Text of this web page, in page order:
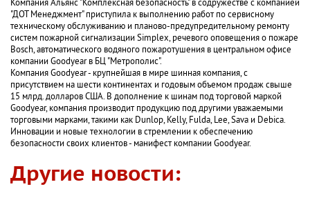
Компания Альянс "Комплексная безопасность" в содружестве с компанией
"ДОТ Менеджмент" приступила к выполнению работ по сервисному
техническому обслуживанию и планово-предупредительному ремонту
систем пожарной сигнализации Simplex, речевого оповещения о пожаре
Bosch, автоматического водяного пожаротушения в центральном офисе
компании Goodyear в БЦ "Метрополис".
Компания Goodyear - крупнейшая в мире шинная компания, с
присутствием на шести континентах и годовым объемом продаж свыше
15 млрд. долларов США. В дополнение к шинам под торговой маркой
Goodyear, компания производит продукцию под другими уважаемыми
торговыми марками, такими как Dunlop, Kelly, Fulda, Lee, Sava и Debica.
Инновации и новые технологии в стремлении к обеспечению
безопасности своих клиентов - манифест компании Goodyear.
Другие новости: